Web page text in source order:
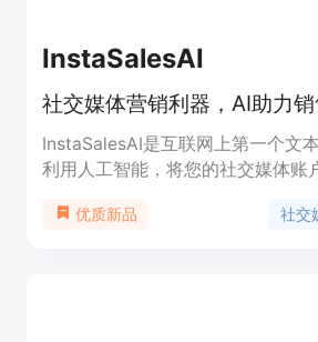
InstaSalesAI
社交媒体营销利器，AI助力销
InstaSalesAI是互联网上第一个文
利用人工智能，将您的社交媒体账
售。点击下方按钮立即开始。
优质新品 社交